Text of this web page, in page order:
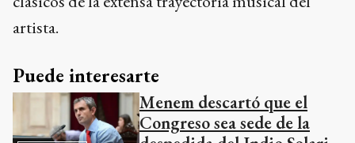
artista.
Puede interesarte
Menem descartó que el
Congreso sea sede de la